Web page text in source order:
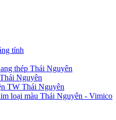
tỉnh
thép Thái Nguyên
Nguyên
TW Thái Nguyên
loại màu Thái Nguyên - Vimico